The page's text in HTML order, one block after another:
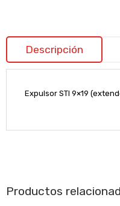
Descripción
Expulsor STI 9×19
Productos